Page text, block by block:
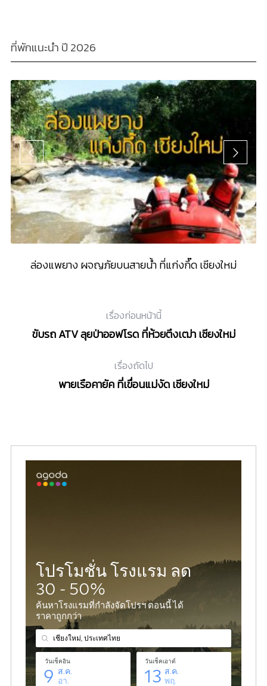
ที่พักแนะนำ ปี 2026
ล่องแพยาง ผจญภัยบนสายน้ำ ที่แก่งกึ๊ด เชียงใหม่
เรื่องก่อนหน้านี้
ขับรถ ATV ลุยป่าออฟโรด ที่ห้วยตึงเฒ่า เชียงใหม่
เรื่องถัดไป
พายเรือคายัค ที่เขื่อนแม่งัด เชียงใหม่